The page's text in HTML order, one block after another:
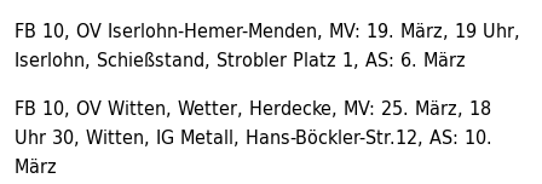
FB 10, OV Iserlohn-Hemer-Menden, MV: 19. März, 19 Uhr,
Iserlohn, Schießstand, Strobler Platz 1, AS: 6. März
FB 10, OV Witten, Wetter, Herdecke, MV: 25. März, 18
Uhr 30, Witten, IG Metall, Hans-Böckler-Str.12, AS: 10.
März